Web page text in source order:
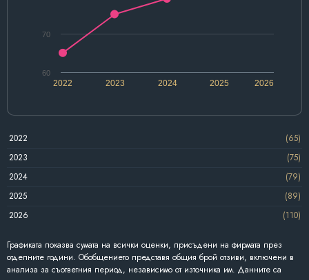
2022 2024 2026
2023 2025
60
70
2022
(65)
2023
(75)
2024
(79)
2025
(89)
2026
(110)
Графиката показва сумата на всички оценки, присъдени на фирмата през
отделните години. Обобщението представя общия брой отзиви, включени в
анализа за съответния период, независимо от източника им. Данните са